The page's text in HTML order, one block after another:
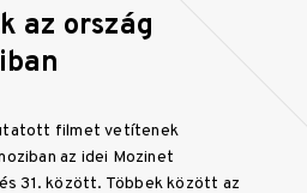
az ország
filmet vetítenek
az idei Mozinet
31. között. Többek között az